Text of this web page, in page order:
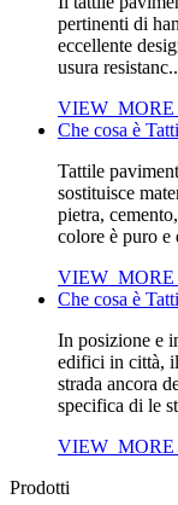
pertinenti di
eccellente
usura
VIEW_MORE
Che cosa è
Tattile
sostituisce
pietra,
colore è puro e
VIEW_MORE
Che cosa è
In posizione e
edifici in città,
strada ancora
specifica di le
VIEW_MORE
Prodotti